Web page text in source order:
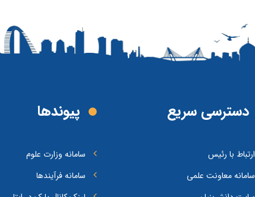
دسترسی سریع
ارتباط با رئیس
سامانه معاونت علمی
پیوند‌ها
سامانه وزارت علوم
سامانه فرآیندها